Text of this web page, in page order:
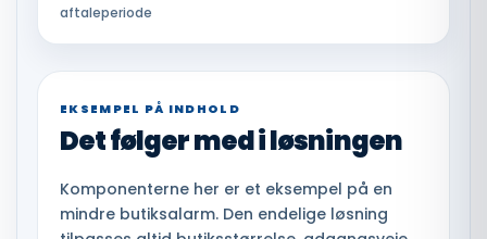
aftaleperiode
EKSEMPEL PÅ INDHOLD
Det følger med i løsningen
Komponenterne her er et eksempel på en
mindre butiksalarm. Den endelige løsning